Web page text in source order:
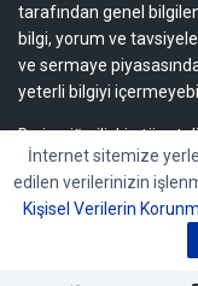
tarafından genel
bilgi, yorum ve
ve sermaye
yeterli bilgiyi
Bu içeriğe ilişkin tüm
aittir. Bu içerik, açık
herhangi bir amaçla,
dağıtılamaz,
İnternet sitemize
edilen verilerinizin
Kişisel Verilerin